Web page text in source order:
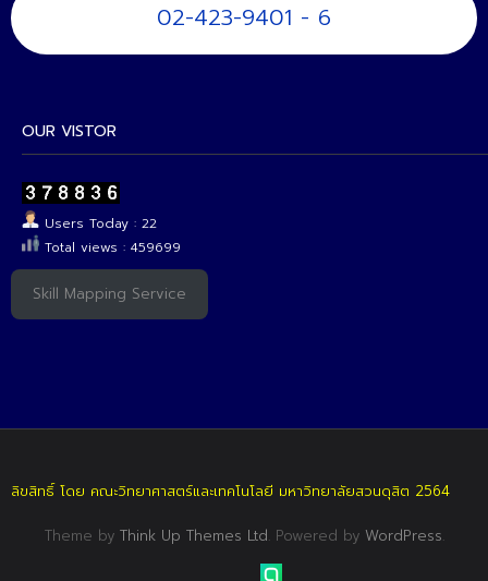
02-423-9401 - 6
OUR VISTOR
Users Today : 22
Total views : 459699
Skill Mapping Service
ลิขสิทธิ์ โดย คณะวิทยาศาสตร์และเทคโนโลยี มหาวิทยาลัยสวนดุสิต 2564
Theme by Think Up Themes Ltd. Powered by WordPress.